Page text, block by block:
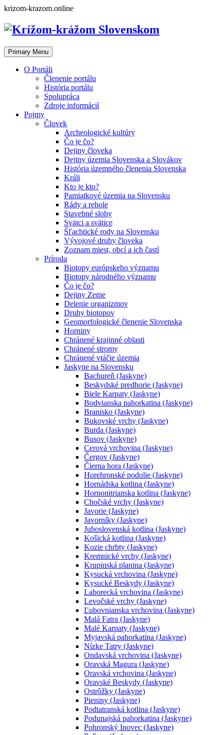
Skip
content
krizom-krazom.online
Primary Menu
O Portáli
Členenie portálu
História portálu
Spolupráca
Zdroje informácií
Pojmy
Človek
Archeologické kultúry
Čo je čo?
Dejiny človeka
Dejiny územia Slovenska a Slovákov
História územného členenia Slovenska
Králi
Kto je kto?
Pamiatkové územia na Slovensku
Rády a rehole
Stavebné slohy
Svätci a svätice
Šľachtické rody na Slovensku
Vývojové druhy človeka
Zoznam miest, obcí a ich častí
Príroda
Biotopy európskeho významu
Biotopy národného významu
Čo je čo?
Dejiny Zeme
Delenie organizmov
Druhy biotopov
Geomorfologické členenie Slovenska
Horniny
Chránené krajinné oblasti
Chránené stromy
Chránené vtáčie územia
Jaskyne na Slovensku
Bachureň (Jaskyne)
Beskydské predhorie (Jaskyne)
Biele Karpaty (Jaskyne)
Bodvianska pahorkatina (Jaskyne)
Branisko (Jaskyne)
Bukovské vrchy (Jaskyne)
Burda (Jaskyne)
Busov (Jaskyne)
Cerová vrchovina (Jaskyne)
Čergov (Jaskyne)
Čierna hora (Jaskyne)
Horehronské podolie (Jaskyne)
Hornádska kotlina (Jaskyne)
Hornonitrianska kotlina (Jaskyne)
Chočské vrchy (Jaskyne)
Javorie (Jaskyne)
Javorníky (Jaskyne)
Juhoslovenská kotlina (Jaskyne)
Košická kotlina (Jaskyne)
Kozie chrbty (Jaskyne)
Kremnické vrchy (Jaskyne)
Krupinská planina (Jaskyne)
Kysucká vrchovina (Jaskyne)
Kysucké Beskydy (Jaskyne)
Laborecká vrchovina (Jaskyne)
Levočské vrchy (Jaskyne)
Ľubovnianska vrchovina (Jaskyne)
Malá Fatra (Jaskyne)
Malé Karpaty (Jaskyne)
Myjavská pahorkatina (Jaskyne)
Nízke Tatry (Jaskyne)
Ondavská vrchovina (Jaskyne)
Oravská Magura (Jaskyne)
Oravská vrchovina (Jaskyne)
Oravské Beskydy (Jaskyne)
Ostrôžky (Jaskyne)
Pieniny (Jaskyne)
Podtatranská kotlina (Jaskyne)
Podunajská pahorkatina (Jaskyne)
Pohronský Inovec (Jaskyne)